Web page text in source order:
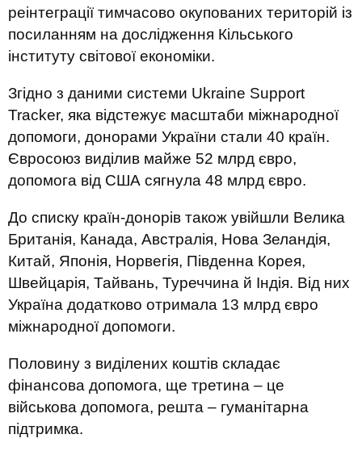
реінтеграції тимчасово окупованих територій із
посиланням на дослідження Кільського
інституту світової економіки.
Згідно з даними системи Ukraine Support
Tracker, яка відстежує масштаби міжнародної
допомоги, донорами України стали 40 країн.
Євросоюз виділив майже 52 млрд євро,
допомога від США сягнула 48 млрд євро.
До списку країн-донорів також увійшли Велика
Британія, Канада, Австралія, Нова Зеландія,
Китай, Японія, Норвегія, Південна Корея,
Швейцарія, Тайвань, Туреччина й Індія. Від них
Україна додатково отримала 13 млрд євро
міжнародної допомоги.
Половину з виділених коштів складає
фінансова допомога, ще третина – це
військова допомога, решта – гуманітарна
підтримка.